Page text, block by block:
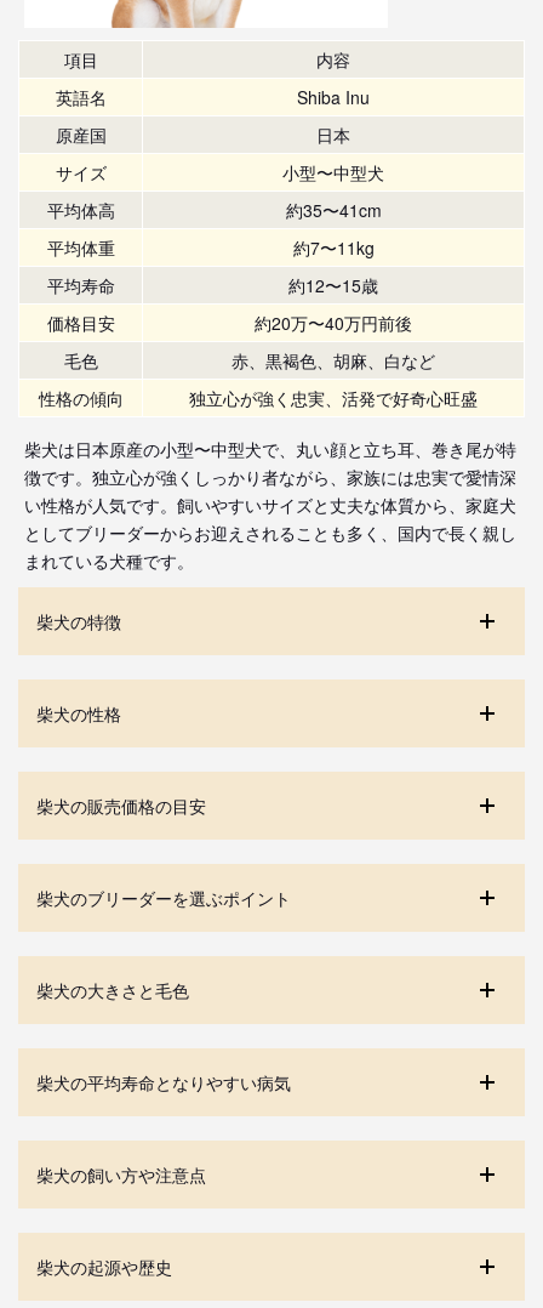
項目
内容
英語名
Shiba Inu
原産国
日本
サイズ
小型〜中型犬
平均体高
約35〜41cm
平均体重
約7〜11kg
平均寿命
約12〜15歳
価格目安
約20万〜40万円前後
毛色
赤、黒褐色、胡麻、白など
性格の傾向
独立心が強く忠実、活発で好奇心旺盛
柴犬は日本原産の小型〜中型犬で、丸い顔と立ち耳、巻き尾が特
徴です。独立心が強くしっかり者ながら、家族には忠実で愛情深
い性格が人気です。飼いやすいサイズと丈夫な体質から、家庭犬
としてブリーダーからお迎えされることも多く、国内で長く親し
まれている犬種です。
柴犬の特徴
柴犬の性格
柴犬の販売価格の目安
柴犬のブリーダーを選ぶポイント
柴犬の大きさと毛色
柴犬の平均寿命となりやすい病気
柴犬の飼い方や注意点
柴犬の起源や歴史